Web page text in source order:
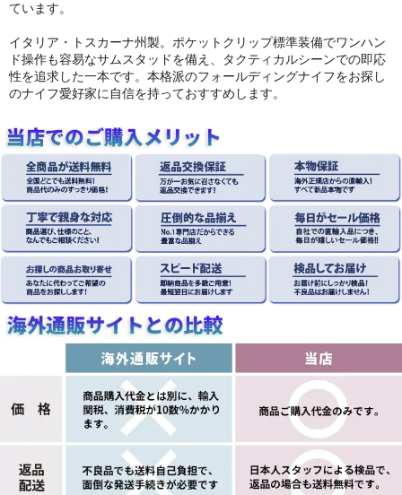
ています。
イタリア・トスカーナ州製。ポケットクリップ標準装備でワンハン
ド操作も容易なサムスタッドを備え、タクティカルシーンでの即応
性を追求した一本です。本格派のフォールディングナイフをお探し
のナイフ愛好家に自信を持っておすすめします。